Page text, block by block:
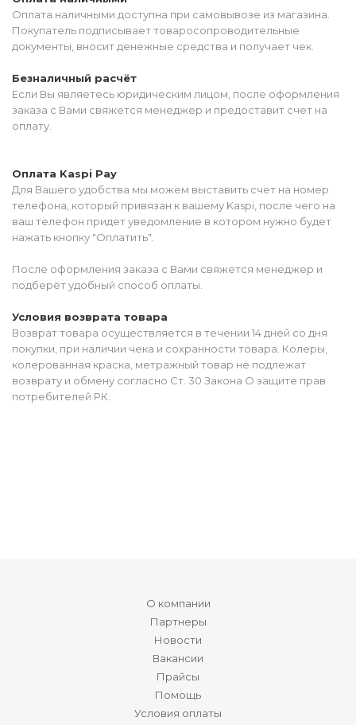
Оплата наличными доступна при самовывозе из магазина.
Покупатель подписывает товаросопроводительные
документы, вносит денежные средства и получает чек.
Безналичный расчёт
Если Вы являетесь юридическим лицом, после оформления
заказа с Вами свяжется менеджер и предоставит счет на
оплату.
Оплата Kaspi Pay
Для Вашего удобства мы можем выставить счет на номер
телефона, который привязан к вашему Kaspi, после чего на
ваш телефон придет уведомление в котором нужно будет
нажать кнопку "Оплатить".
После оформления заказа с Вами свяжется менеджер и
подберёт удобный способ оплаты.
Условия возврата товара
Возврат товара осуществляется в течении 14 дней со дня
покупки, при наличии чека и сохранности товара. Колеры,
колерованная краска, метражный товар не подлежат
возврату и обмену согласно Ст. 30 Закона О защите прав
потребителей РК.
О компании
Партнеры
Новости
Вакансии
Прайсы
Помощь
Условия оплаты